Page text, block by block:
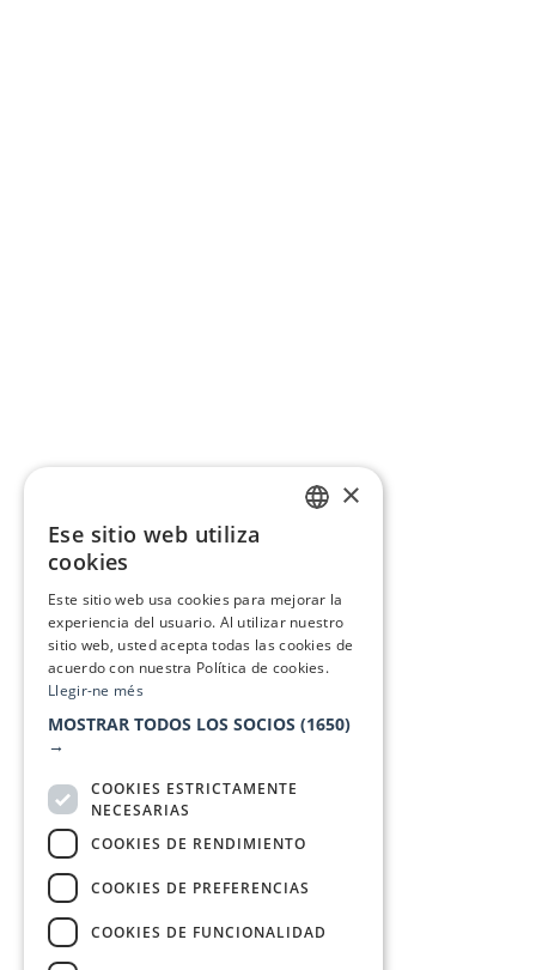
×
Ese sitio web utiliza
cookies
Este sitio web usa cookies para mejorar la
experiencia del usuario. Al utilizar nuestro
sitio web, usted acepta todas las cookies de
acuerdo con nuestra Política de cookies.
Llegir-ne més
MOSTRAR TODOS LOS SOCIOS (1650)
→
COOKIES ESTRICTAMENTE
NECESARIAS
COOKIES DE RENDIMIENTO
COOKIES DE PREFERENCIAS
COOKIES DE FUNCIONALIDAD